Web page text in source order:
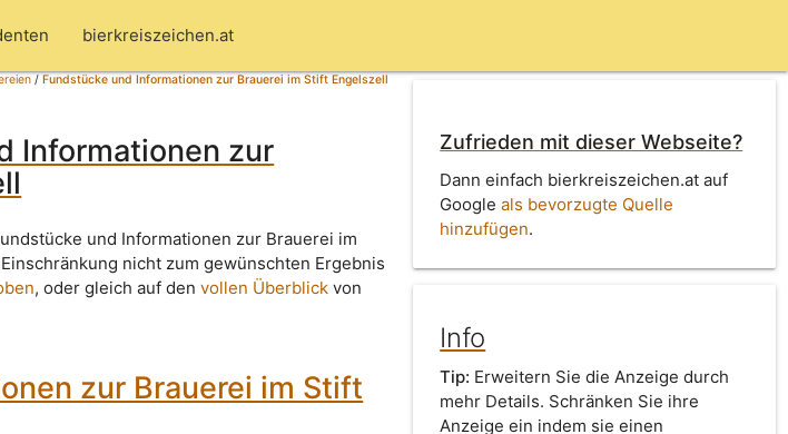
bierkreiszeichen.at
/Fundstücke und Informationen zur Brauerei im Stift Engelszell
Informationen zur
und Informationen zur Brauerei im
nicht zum gewünschten Ergebnis
, oder gleich auf denvollen Überblick von
zur Brauerei im Stift
Zufrieden mit dieser Webseite?
Dann einfach bierkreiszeichen.at auf
Googleals bevorzugte Quelle
hinzufügen.
Info
Tip: Erweitern Sie die Anzeige durch
mehr Details. Schränken Sie ihre
Anzeige ein indem sie einen